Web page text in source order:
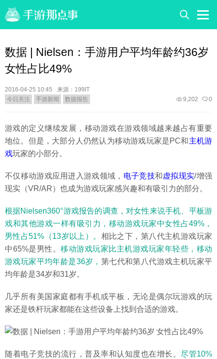
数据 | Nielsen：手游用户平均年龄约36岁
女性占比49%
2016-04-25 10:45
来源：199IT
今日关注
手游新闻 数据报告 0
9,202
游戏的定义继续发展，移动游戏在游戏领域越来越占有重要
地位。但是，大部分人仍然认为移动游戏玩家是PC和主机游
戏玩家的小部分。
不仅移动游戏应用进入游戏领域， 电子竞技和虚拟现实/增强
现实（VR/AR）也成为游戏玩家感兴趣和有吸引力的部分。
根据Nielsen360°游戏报告的调查，对女性来说手机、平板游
戏和其他游戏一样有吸引力，移动游戏玩家中女性占49%，
男性占51%（13岁以上）。 相比之下，第八代主机游戏玩家
中65%是男性。 移动游戏玩家比主机游戏玩家年轻些，移动
游戏玩家平均年龄是36岁， 第七代和第八代游戏主机玩家平
均年龄是34岁和31岁。
几乎所有美国家庭都有手机或平板，无论是偶尔玩游戏的玩
家还是铁杆玩家都能在这些设备上找到合适的游戏。
随着电子竞技的流行，普及率和认知度也在增长。 尽管10%